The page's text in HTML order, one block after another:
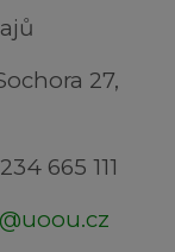
27,
111